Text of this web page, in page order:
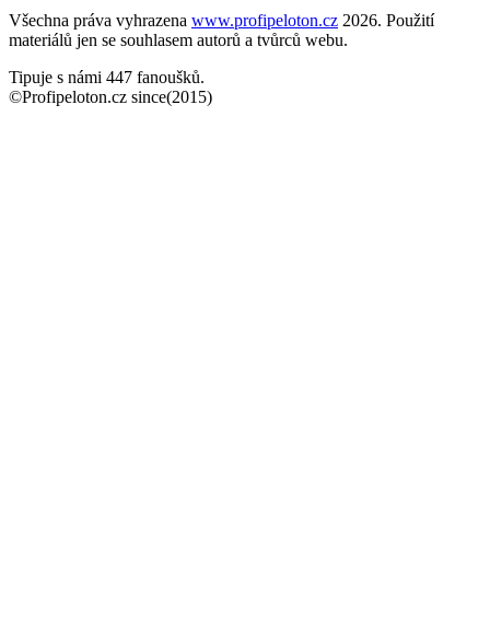
Všechna práva vyhrazena www.profipeloton.cz 2026. Použití
materiálů jen se souhlasem autorů a tvůrců webu.
Tipuje s námi 447 fanoušků.
©Profipeloton.cz since(2015)